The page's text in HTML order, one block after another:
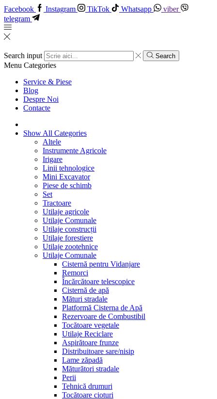
Facebook Instagram TikTok Whatsapp
viber
telegram
Search input Search
Menu Categories
Service & Piese
Blog
Despre Noi
Contacte
Show All Categories
Altele
Instrumente Agricole
Irigare
Linii tehnologice
Mini Excavator
Piese de schimb
Set
Tractoare
Utilaje agricole
Utilaje Comunale
Utilaje construcții
Utilaje forestiere
Utilaje zootehnice
Utilaje Comunale
Cisternă pentru Vidanjare
Remorci
Încărcătoare telescopice
Cisternă de apă
Mături stradale
Platformă Cisterna de Apă
Rezervoare de Combustibil
Tocătoare vegetale
Utilaje Reciclare
Aspirătoare frunze
Distribuitoare sare/nisip
Lame zăpadă
Măturători stradale
Perii
Tehnică drumuri
Tocătoare cioturi